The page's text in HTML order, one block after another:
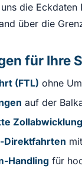
die
über die
für Ihre
(FTL) ohne
auf der
Direktfahrten
Handlingfür